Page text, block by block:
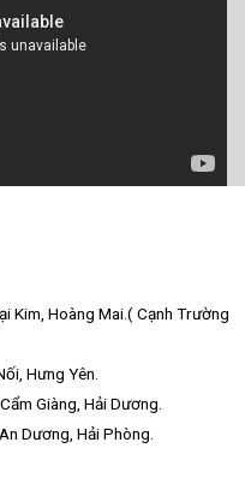
Kim, Hoàng Mai.( Cạnh Trường
Hưng Yên.
Giàng, Hải Dương.
Dương, Hải Phòng.